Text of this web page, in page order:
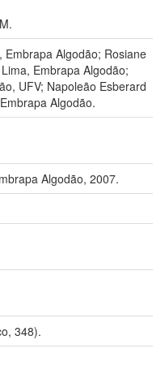
Embrapa Algodão; Rosiane
Embrapa Algodão;
UFV; Napoleão Esberard
Algodão.
Algodão, 2007.
348).